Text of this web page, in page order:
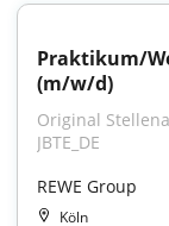
Praktikum/
(m/w/d)
Original
JBTE_DE
REWE Group
Köln